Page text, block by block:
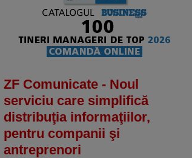
ZF Comunicate - Noul
serviciu care simplifică
distribuţia informaţiilor,
pentru companii şi
antreprenori